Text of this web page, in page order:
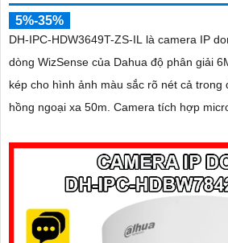
5%-35%
DH-IPC-HDW3649T-ZS-IL là camera IP
dòng WizSense của Dahua độ phân giải
kép cho hình ảnh màu sắc rõ nét cả trong
hồng ngoại xa 50m. Camera tích hợp micro ghi âm, khe cắm thẻ
phương tiện, nâng cao hiệu quả giám sát
giá rẻ hiệu quả